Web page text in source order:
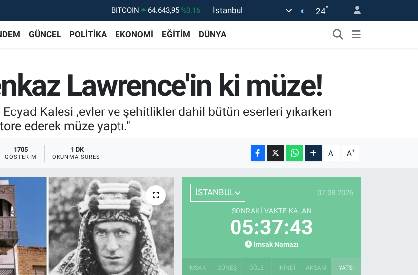
BITCOIN 64.643,95 %0.16
GRAM ALTIN
6500.87 %0.12
BİST100
13.799 %70
İstanbul 24°
GÜNCEL POLİTİKA EKONOMİ EĞİTİM DÜNYA
Lawrence'in ki müze!
Kalesi ,evler ve şehitlikler dahil bütün eserleri yıkarken
ederek müze yaptı."
1705
GÖSTERIM
1 DK
OKUNMA SÜRESI A- A+
İSTANBUL 07.08.2026
SONRAKI VAKTE KALAN
05:37:42
İmsak Namazı
İMSAK GÜNEŞ ÖĞLE İKINDI AKŞAM YATSI